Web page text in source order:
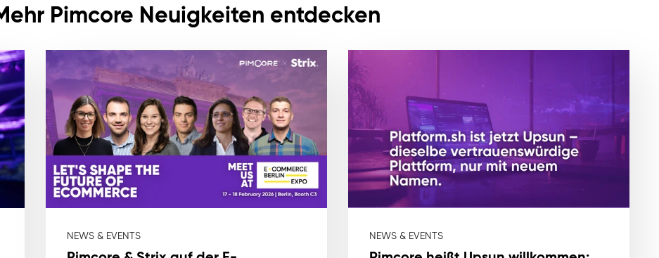
Pimcore Neuigkeiten entdecken
NEWS & EVENTS NEWS & EVENTS